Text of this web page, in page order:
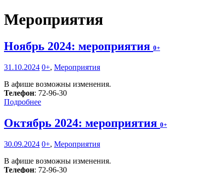
Мероприятия
Ноябрь 2024: мероприятия 0+
31.10.2024 0+, Мероприятия
В афише возможны изменения.
Телефон: 72-96-30
Подробнее
Октябрь 2024: мероприятия 0+
30.09.2024 0+, Мероприятия
В афише возможны изменения.
Телефон: 72-96-30